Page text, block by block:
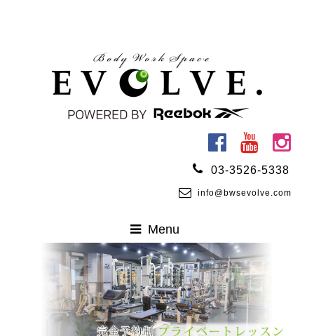
03-3526-5338
info@bwsevolve.com